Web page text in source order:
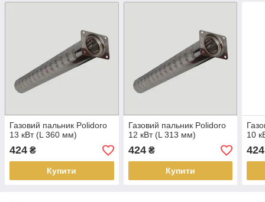
Газовий пальник Polidoro
13 кВт (L 360 мм)
424 ₴
Купити
Газовий пальник Polidoro
12 кВт (L 313 мм)
424₴
Купити
10
424